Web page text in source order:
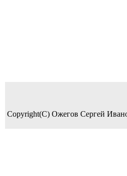
Copyright(C) Ожегов Сергей